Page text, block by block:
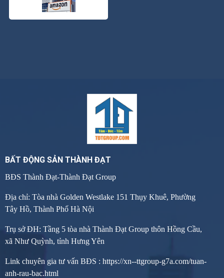
BẤT ĐỘNG SẢN THÀNH ĐẠT
BĐS Thành Đạt-Thành Đạt Group
Địa chỉ: Tòa nhà Golden Westlake 151 Thụy Khuê, Phường
Tây Hồ, Thành Phố Hà Nội
Trụ sở ĐH: Tầng 5 tòa nhà Thành Đạt Group thôn Hồng Cầu,
xã Như Quỳnh, tỉnh Hưng Yên
Link chuyên gia tư vấn BĐS : https://xn--ttgroup-g7a.com/tuan-
anh-rau-bac.html